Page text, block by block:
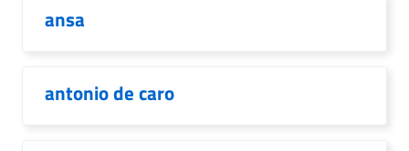
ansa
antonio de caro